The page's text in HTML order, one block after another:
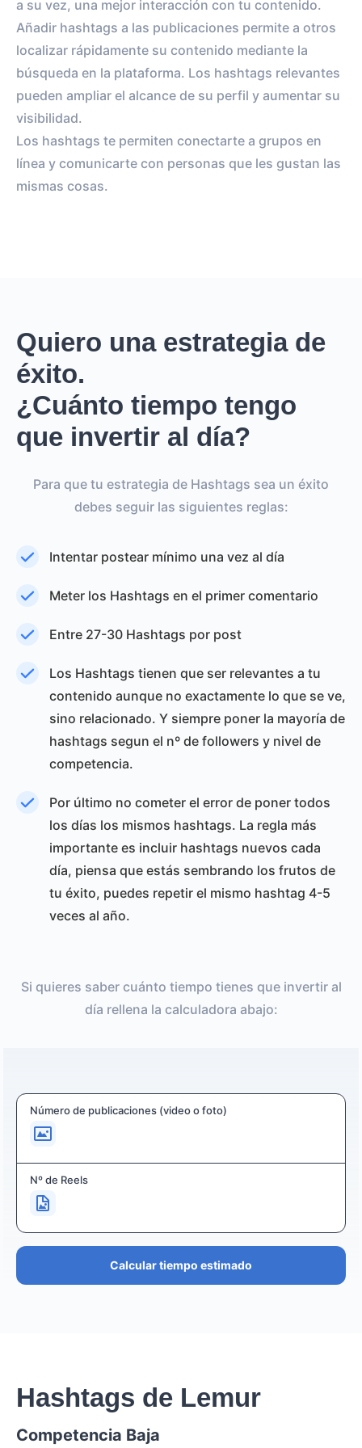
a su vez, una mejor interacción con tu contenido.
Añadir hashtags a las publicaciones permite a otros
localizar rápidamente su contenido mediante la
búsqueda en la plataforma. Los hashtags relevantes
pueden ampliar el alcance de su perfil y aumentar su
visibilidad.
Los hashtags te permiten conectarte a grupos en
línea y comunicarte con personas que les gustan las
mismas cosas.
Quiero una estrategia de
éxito.
¿Cuánto tiempo tengo
que invertir al día?
Para que tu estrategia de Hashtags sea un éxito
debes seguir las siguientes reglas:
Intentar postear mínimo una vez al día
Meter los Hashtags en el primer comentario
Entre 27-30 Hashtags por post
Los Hashtags tienen que ser relevantes a tu
contenido aunque no exactamente lo que se ve,
sino relacionado. Y siempre poner la mayoría de
hashtags segun el nº de followers y nivel de
competencia.
Por último no cometer el error de poner todos
los días los mismos hashtags. La regla más
importante es incluir hashtags nuevos cada
día, piensa que estás sembrando los frutos de
tu éxito, puedes repetir el mismo hashtag 4-5
veces al año.
Si quieres saber cuánto tiempo tienes que invertir al
día rellena la calculadora abajo:
Número de publicaciones (video o foto)
Nº de Reels
Calcular tiempo estimado
Hashtags de Lemur
Competencia Baja